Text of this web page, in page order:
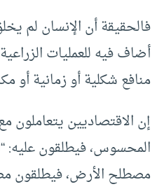
فالحقيقة أن الإنسان لم
أضاف فيه للعمليات
منافع شكلية أو زمانية أو
إن الاقتصاديين يتعاملون
المحسوس، فيطلقون عليه:
مصطلح الأرض، فيطلقون